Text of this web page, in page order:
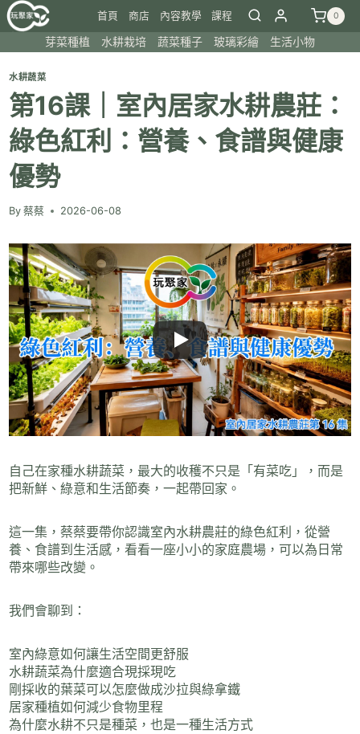
Skip
to
首頁 商店 內容教學 課程 0
芽菜種植 水耕栽培 蔬菜種子 玻璃彩繪 生活小物
水耕蔬菜
第16課｜室內居家水耕農莊：
綠色紅利：營養、食譜與健康
優勢
By 蔡蔡 2026-06-08
自己在家種水耕蔬菜，最大的收穫不只是「有菜吃」，而是
把新鮮、綠意和生活節奏，一起帶回家。
這一集，蔡蔡要帶你認識室內水耕農莊的綠色紅利，從營
養、食譜到生活感，看看一座小小的家庭農場，可以為日常
帶來哪些改變。
我們會聊到：
室內綠意如何讓生活空間更舒服
水耕蔬菜為什麼適合現採現吃
剛採收的葉菜可以怎麼做成沙拉與綠拿鐵
居家種植如何減少食物里程
為什麼水耕不只是種菜，也是一種生活方式